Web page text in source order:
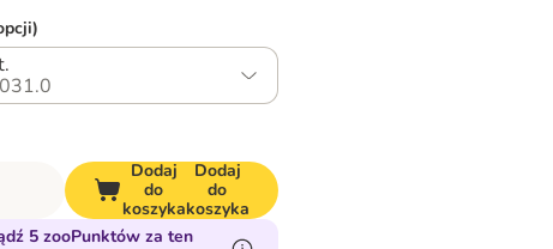
Dodaj
do
koszyka
Dodaj
do
koszyka
5 zooPunktów za ten